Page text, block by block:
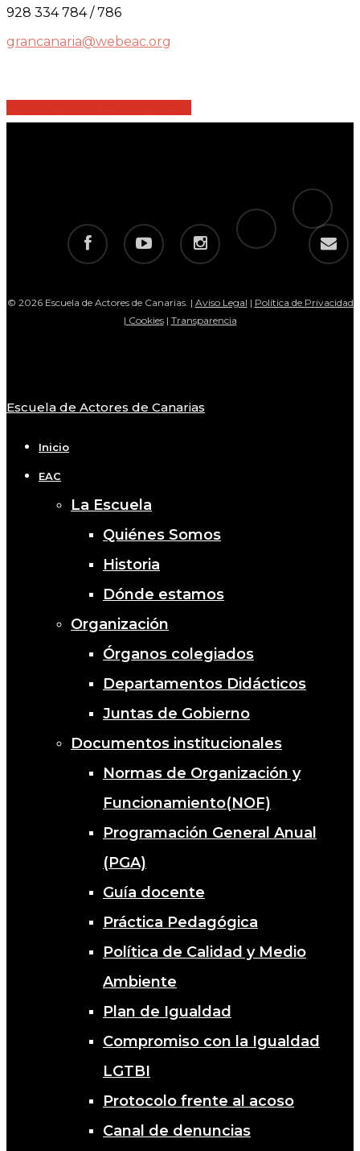
928 334 784 / 786
grancanaria@webeac.org
facebook youtube instagram
telegram
tiktok
email
© 2026 Escuela de Actores de Canarias. | Aviso Legal | Política de Privacidad
| Cookies| Transparencia
Close
Escuela de Actores de Canarias
Inicio
EAC
La Escuela
Quiénes Somos
Historia
Dónde estamos
Organización
Órganos colegiados
Departamentos Didácticos
Juntas de Gobierno
Documentos institucionales
Normas de Organización y
Funcionamiento(NOF)
Programación General Anual
(PGA)
Guía docente
Práctica Pedagógica
Política de Calidad y Medio
Ambiente
Plan de Igualdad
Compromiso con la Igualdad
LGTBI
Protocolo frente al acoso
Canal de denuncias